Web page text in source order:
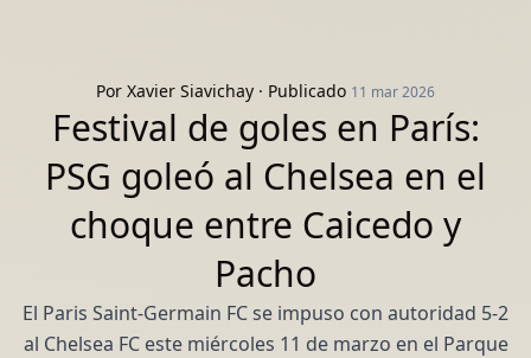
Por Xavier Siavichay · Publicado 11 mar 2026
Festival de goles en París:
PSG goleó al Chelsea en el
choque entre Caicedo y
Pacho
El Paris Saint-Germain FC se impuso con autoridad 5-2
al Chelsea FC este miércoles 11 de marzo en el Parque